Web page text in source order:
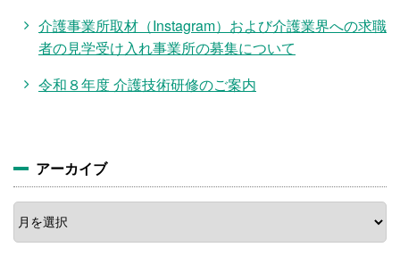
介護事業所取材（Instagram）および介護業界への求職
者の見学受け入れ事業所の募集について
令和８年度 介護技術研修のご案内
アーカイブ
ア
ー
カ